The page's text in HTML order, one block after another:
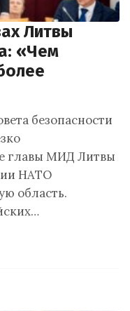
Литвы
«Чем
безопасности
главы МИД Литвы
НАТО
область.